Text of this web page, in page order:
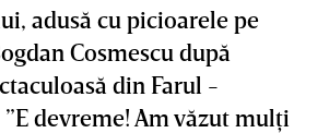
adusă cu picioarele pe
Cosmescu după
din Farul -
devreme! Am văzut mulţi